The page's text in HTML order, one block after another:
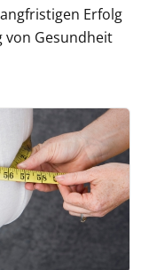
Erfolg
von Gesundheit